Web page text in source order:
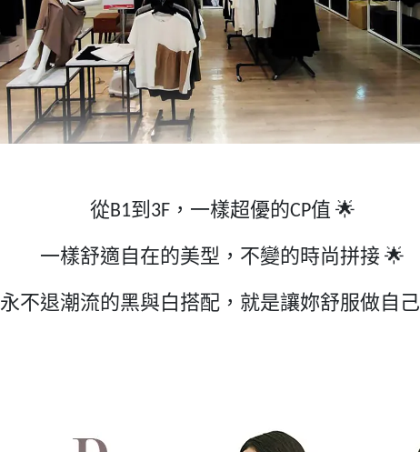
從B1到 3F，一樣超優的CP值 🌟
一樣舒適自在的美型，不變的時尚拼接 🌟
永不退潮流的黑與白搭配，就是讓妳舒服做自己